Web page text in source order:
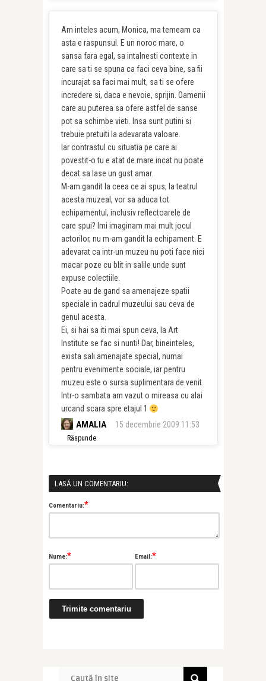
Am inteles acum, Monica, ma temeam ca
asta e raspunsul. E un noroc mare, o
sansa fara egal, sa intalnesti contexte in
care sa ti se spuna ca faci ceva bine, sa fii
incurajat sa faci mai mult, sa ti se ofere
incredere si, daca e nevoie, sprijin. Oamenii
care au puterea sa ofere astfel de sanse
pot sa schimbe vieti. Insa sunt putini si
trebuie pretuiti la adevarata valoare.
Iar contrastul cu situatia pe care ai
povestit-o tu e atat de mare incat nu poate
decat sa lase un gust amar.
M-am gandit la ceea ce ai spus, la teatrul
acesta muzeal, vor sa aduca tot
echipamentul, inclusiv reflectoarele de
care spui? Imi imaginam mai mult jocul
actorilor, nu m-am gandit la echipament. E
adevarat ca intr-un muzeu nu poti face nici
macar poze cu blit in salile unde sunt
expuse colectiile.
Poate au de gand sa amenajeze spatii
speciale in cadrul muzeului sau ceva de
genul acesta.
Ei, si hai sa iti mai spun ceva, la Art
Institute se fac si nunti! Dar, bineinteles,
exista sali amenajate special, numai
pentru evenimente sociale, iar pentru
muzeu este o sursa suplimentara de venit.
Intr-o sambata am vazut o mireasa cu alai
urcand scara spre etajul 1
AMALIA 15 decembrie 2009 11:53
Răspunde
LASĂ UN COMENTARIU:
Comentariu:*
Nume:* Email:*